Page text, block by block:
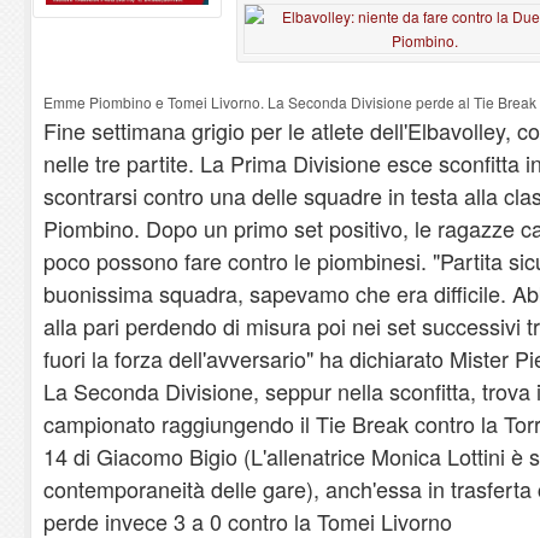
Emme Piombino e Tomei Livorno. La Seconda Divisione perde al Tie
Fine settimana grigio per le atlete dell'Elbavolley,
nelle tre partite. La Prima Divisione esce sconfitta
scontrarsi contro una delle squadre in testa alla
Piombino. Dopo un primo set positivo, le ragazze
poco possono fare contro le piombinesi. "Partita
buonissima squadra, sapevamo che era difficile.
alla pari perdendo di misura poi nei set successivi
fuori la forza dell'avversario" ha dichiarato Mister
La Seconda Divisione, seppur nella sconfitta,
campionato raggiungendo il Tie Break contro la
14 di Giacomo Bigio (L'allenatrice Monica Lottini è
contemporaneità delle gare), anch'essa in
perde invece 3 a 0 contro la Tomei Livorno